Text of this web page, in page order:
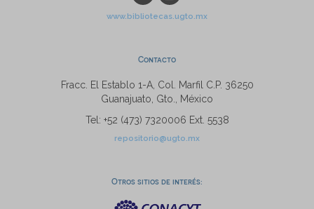
www.bibliotecas.ugto.mx
Contacto
Fracc. El Establo 1-A, Col. Marfil C.P. 36250
Guanajuato, Gto., México
Tel: +52 (473) 7320006 Ext. 5538
repositorio@ugto.mx
Otros sitios de interés: